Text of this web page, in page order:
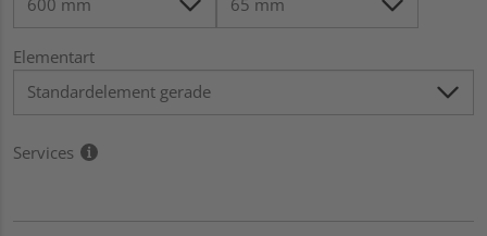
Elementart
Services